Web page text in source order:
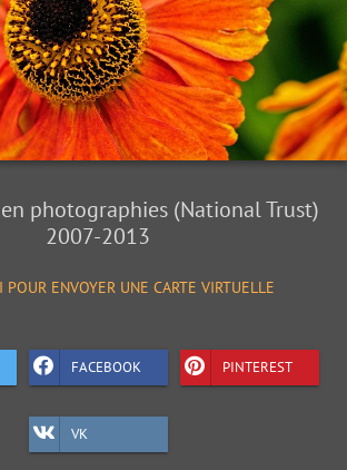
photographies (National Trust)
2007-2013
POUR ENVOYER UNE CARTE VIRTUELLE
FACEBOOK PINTEREST
VK